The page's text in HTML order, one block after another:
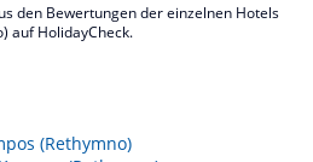
den Bewertungen der einzelnen Hotels
auf HolidayCheck.
(Rethymno)